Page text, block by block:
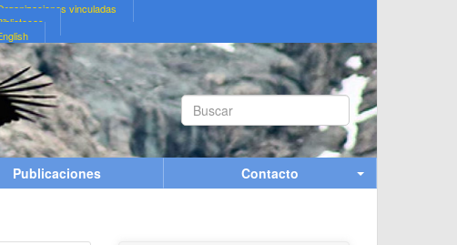
vinculadas
Buscar...
Publicaciones Contacto